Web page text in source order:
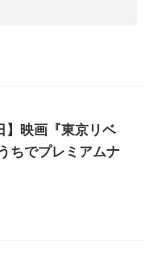
】映画『東京リベ
ちでプレミアムナ